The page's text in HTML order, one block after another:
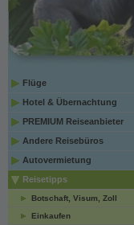
Flüge
Hotel & Übernachtung
PREMIUM Reiseanbieter
Andere Reisebüros
Autovermietung
Reisetipps
Botschaft, Visum, Zoll
Einkaufen